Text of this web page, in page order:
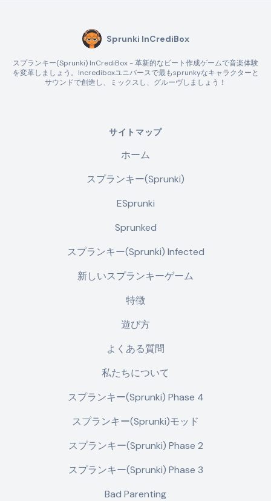
Sprunki InCrediBox
スプランキー(Sprunki) InCrediBox - 革新的なビート作成ゲームで音楽体験
を変革しましょう。Incrediboxユニバースで最もsprunkyなキャラクターと
サウンドで創造し、ミックスし、グルーヴしましょう！
サイトマップ
ホーム
スプランキー(Sprunki)
ESprunki
Sprunked
スプランキー(Sprunki) Infected
新しいスプランキーゲーム
特徴
遊び方
よくある質問
私たちについて
スプランキー(Sprunki) Phase 4
スプランキー(Sprunki)モッド
スプランキー(Sprunki) Phase 2
スプランキー(Sprunki) Phase 3
Bad Parenting